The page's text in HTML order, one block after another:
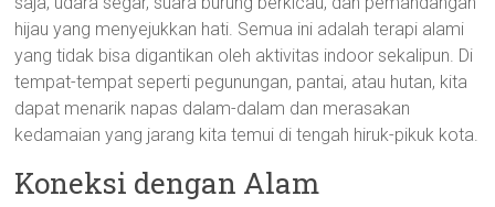
hijau yang menyejukkan hati. Semua ini adalah terapi alami
yang tidak bisa digantikan oleh aktivitas indoor sekalipun. Di
tempat-tempat seperti pegunungan, pantai, atau hutan, kita
dapat menarik napas dalam-dalam dan merasakan
kedamaian yang jarang kita temui di tengah hiruk-pikuk kota.
Koneksi dengan Alam